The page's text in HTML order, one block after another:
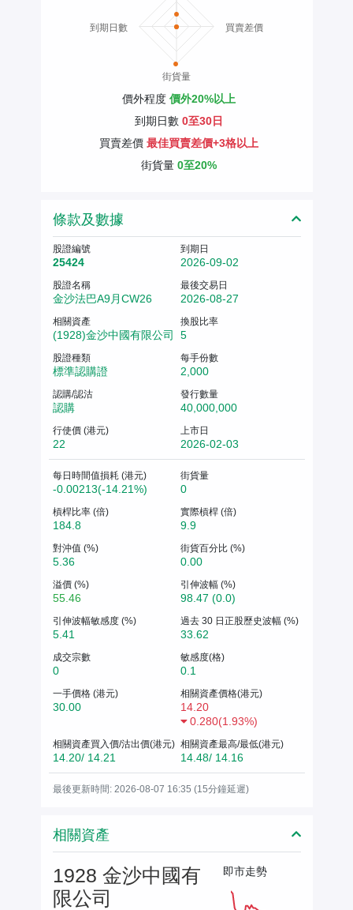
買賣差價
街貨量
到期日數
價外程度 價外20%以上
到期日數 0至30日
買賣差價 最佳買賣差價+3格以上
街貨量 0至20%
條款及數據
股證編號
25424
到期日
2026-09-02
股證名稱
金沙法巴A9月CW26
最後交易日
2026-08-27
相關資產
(1928)金沙中國有限公司
換股比率
5
股證種類
標準認購證
每手份數
2,000
認購/認沽
認購
發行數量
40,000,000
行使價 (港元)
22
上市日
2026-02-03
每日時間值損耗 (港元)
-0.00213(-14.21%)
街貨量
0
槓桿比率 (倍)
184.8
實際槓桿 (倍)
9.9
對沖值 (%)
5.36
街貨百分比 (%)
0.00
溢價 (%)
55.46
引伸波幅 (%)
98.47 (0.0)
引伸波幅敏感度 (%)
5.41
過去 30 日正股歷史波幅 (%)
33.62
成交宗數
0
敏感度(格)
0.1
一手價格 (港元)
30.00
相關資產價格(港元)
14.20
0.280(1.93%)
相關資產買入價/沽出價(港元)
14.20/ 14.21
相關資產最高/最低(港元)
14.48/ 14.16
最後更新時間: 2026-08-07 16:35 (15分鐘延遲)
相關資產
1928 金沙中國有
限公司
即市走勢